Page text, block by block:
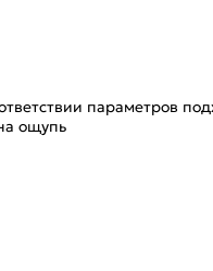
параметров
ощупь